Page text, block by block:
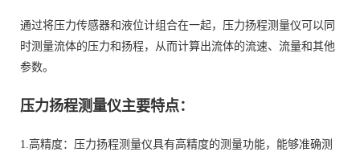
通过将压力传感器和液位计组合在一起，压力扬程测量仪可以同
时测量流体的压力和扬程，从而计算出流体的流速、流量和其他
参数。
压力扬程测量仪主要特点：
1.高精度：压力扬程测量仪具有高精度的测量功能，能够准确测